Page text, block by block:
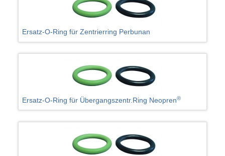
Ersatz-O-Ring für Zentrierring Perbunan
Ersatz-O-Ring für Übergangszentr.Ring Neopren®